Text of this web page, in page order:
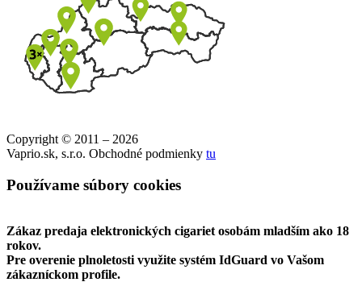
Copyright © 2011 – 2026
Vaprio.sk, s.r.o. Obchodné podmienky tu
Používame súbory cookies
Zákaz predaja elektronických cigariet osobám mladším ako 18
rokov.
Pre overenie plnoletosti využite systém IdGuard vo Vašom
zákazníckom profile.